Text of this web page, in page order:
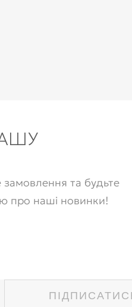
та будьте
про наші новинки!